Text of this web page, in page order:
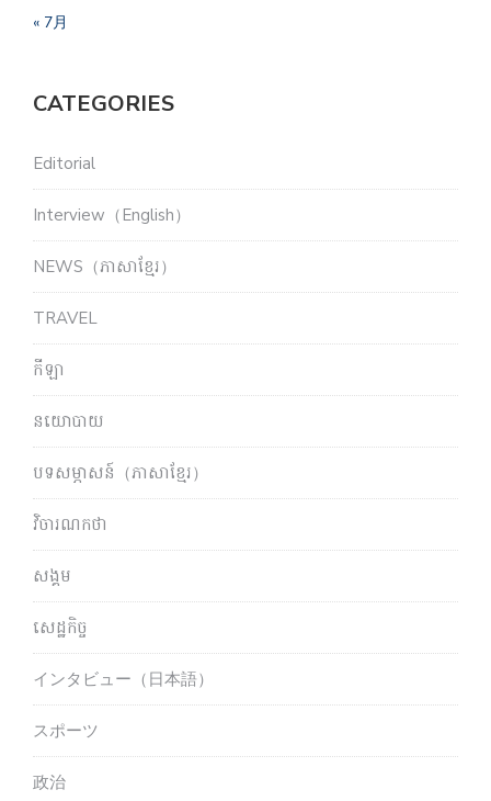
« 7月
CATEGORIES
Editorial
Interview（English）
NEWS（ភាសាខ្មែរ）
TRAVEL
កីឡា
នយោបាយ
បទសម្ភាសន៍（ភាសាខ្មែរ）
វិចារណកថា
សង្គម
សេដ្ឋកិច្ច
インタビュー（日本語）
スポーツ
政治